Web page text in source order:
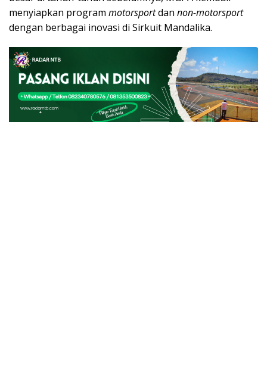
menyiapkan program motorsportdan non-motorsport
dengan berbagai inovasi di Sirkuit Mandalika.